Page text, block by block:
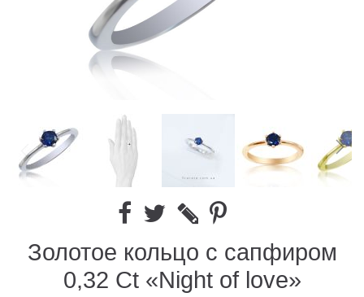
Золотое кольцо с сапфиром
0,32 Ct «Night of love»